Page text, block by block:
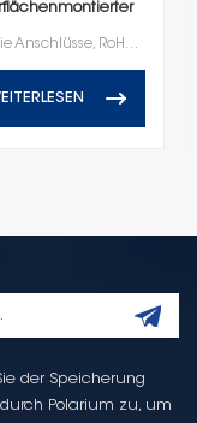
Bleifreie Anschlüsse, RoHS- und Reach-konform
der Speicherung
Polarium zu, um